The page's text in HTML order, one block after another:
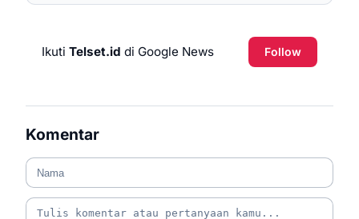
Ikuti Telset.id di Google News Follow
Komentar